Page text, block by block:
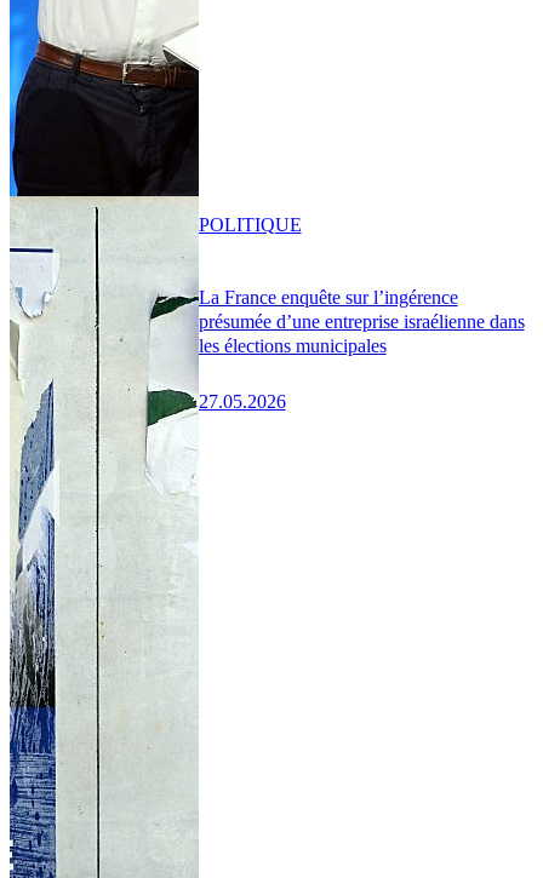
La France enquête sur l’ingérence
présumée d’une entreprise israélienne dans
les élections municipales
27.05.2026
POLITIQUE